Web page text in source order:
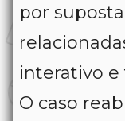
por
interativo e
O caso